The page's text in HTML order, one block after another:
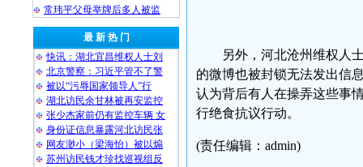
常玮平父母举牌后多人被监
最 新 热 门
快讯：湖北宜昌维权人士刘
北京警察：习近平管不了警
被以“污辱国家领导人”行
湖北访民余甘林被再安监控
张少杰家前仍有监控车辆 女
身份证信息暴露河北访民张
网友渺小（梁海怡）被以煽
苏州访民钱才珍找巡视组反
另外，河北沧州维权人
的微博也被封锁无法发出信
认为背后有人在操弄这些事
行绝食抗议行动。
(责任编辑：admin)